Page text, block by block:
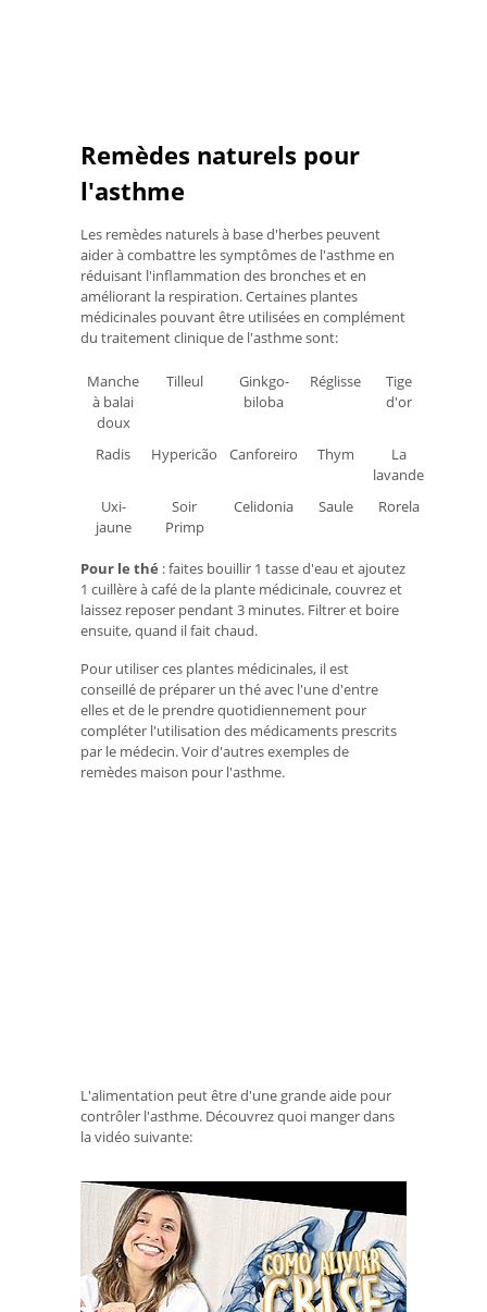
Remèdes naturels pour
l'asthme
Les remèdes naturels à base d'herbes peuvent
aider à combattre les symptômes de l'asthme en
réduisant l'inflammation des bronches et en
améliorant la respiration. Certaines plantes
médicinales pouvant être utilisées en complément
du traitement clinique de l'asthme sont:
Manche
à balai
doux
Tilleul
Ginkgo-
biloba
Réglisse
Tige
d'or
Radis Hypericão Canforeiro Thym
La
lavande
Uxi-
jaune
Soir
Primp
Celidonia Saule Rorela
Pour le thé : faites bouillir 1 tasse d'eau et ajoutez
1 cuillère à café de la plante médicinale, couvrez et
laissez reposer pendant 3 minutes. Filtrer et boire
ensuite, quand il fait chaud.
Pour utiliser ces plantes médicinales, il est
conseillé de préparer un thé avec l'une d'entre
elles et de le prendre quotidiennement pour
compléter l'utilisation des médicaments prescrits
par le médecin. Voir d'autres exemples de
remèdes maison pour l'asthme.
L'alimentation peut être d'une grande aide pour
contrôler l'asthme. Découvrez quoi manger dans
la vidéo suivante: